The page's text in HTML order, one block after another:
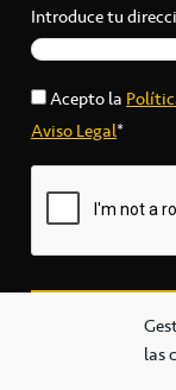
las
Introduce tu
Acepto la
Aviso Legal*